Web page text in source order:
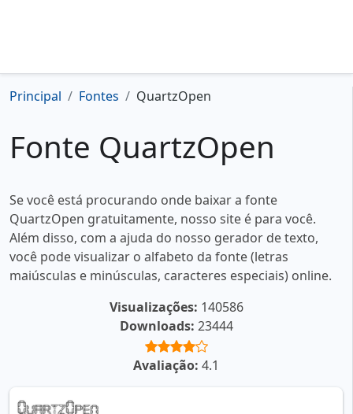
Principal Fontes QuartzOpen
Fonte QuartzOpen
Se você está procurando onde baixar a fonte
QuartzOpen gratuitamente, nosso site é para você.
Além disso, com a ajuda do nosso gerador de texto,
você pode visualizar o alfabeto da fonte (letras
maiúsculas e minúsculas, caracteres especiais) online.
Visualizações: 140586
Downloads: 23444
Avaliação: 4.1